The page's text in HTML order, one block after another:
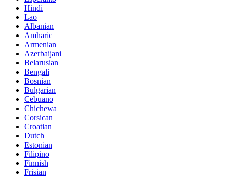
Hindi
Lao
Albanian
Amharic
Armenian
Azerbaijani
Belarusian
Bengali
Bosnian
Bulgarian
Cebuano
Chichewa
Corsican
Croatian
Dutch
Estonian
Filipino
Finnish
Frisian